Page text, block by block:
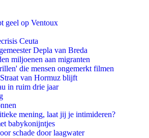
geel op Ventoux
Ceuta
Depla van Breda
miljoenen aan migranten
die mensen ongemerkt filmen
van Hormuz blijft
in ruim drie jaar
mening, laat jij je intimideren?
babykonijntjes
schade door laagwater